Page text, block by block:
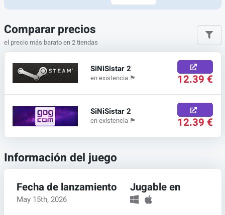
Comparar precios
el precio más barato en 2 tiendas
SiNiSistar 2
en existencia 🏴 12.39 €
SiNiSistar 2
en existencia 🏴 12.39 €
Información del juego
Fecha de lanzamiento
May 15th, 2026
Jugable en